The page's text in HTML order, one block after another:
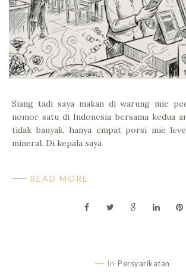
Siang tadi saya makan di warung mie
nomor satu di Indonesia bersama kedua
tidak banyak, hanya empat porsi mie
mineral. Di kepala saya
READ MORE
In Persyarikatan